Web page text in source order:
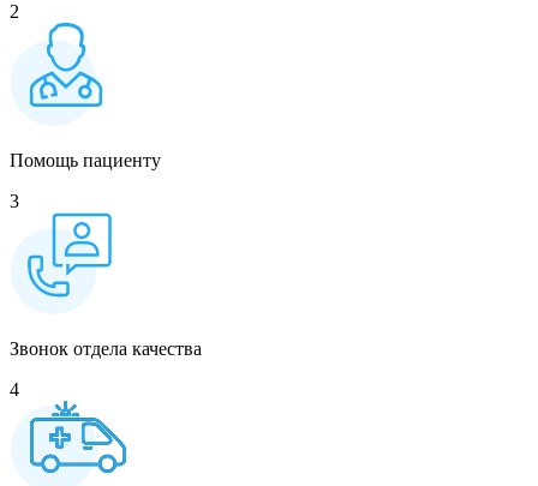
2
Помощь пациенту
3
Звонок отдела качества
4